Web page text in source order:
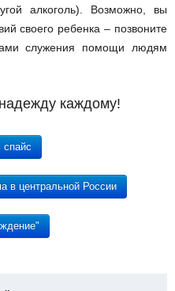
алкоголь). Возможно, вы
своего ребенка – позвоните
служения помощи людям
каждому!
спайс
в центральной России